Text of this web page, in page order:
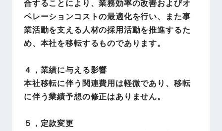
合することにより、業務効率の改善およびオ
ペレーションコストの最適化を行い、また事
業活動を支える人材の採用活動を推進するた
め、本社を移転するものであります。
４，業績に与える影響
本社移転に伴う関連費用は軽微であり、移転
に伴う業績予想の修正はありません。
５，定款変更